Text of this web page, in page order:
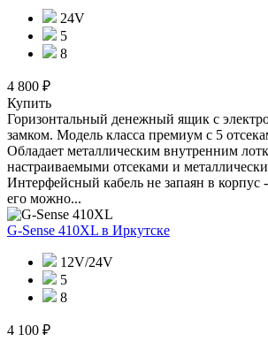
24V
5
8
4 800 ₽
Купить
Горизонтальный денежный ящик с
замком. Модель класса премиум с 5
Обладает металлическим внутренним
настраиваемыми отсеками и
Интерфейсный кабель не запаян в
его можно...
G-Sense 410XL в Иркутске
12V/24V
5
8
4 100 ₽